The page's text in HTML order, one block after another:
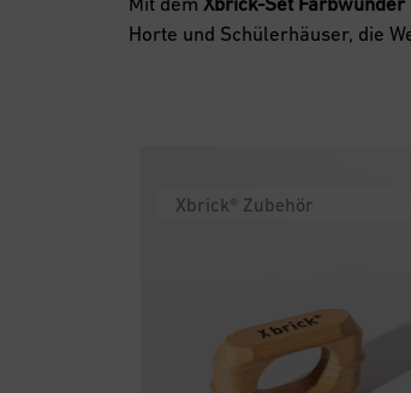
Horte und Schülerhäuser, die
Xbrick® Zubehör